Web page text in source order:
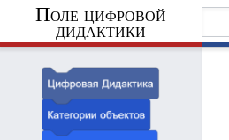
Поле цифровой
дидактики